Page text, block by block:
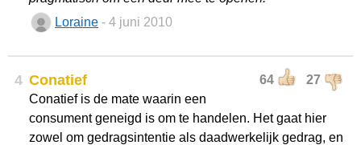
Loraine - 4 juni 2010
4 64 27
Conatief
Conatief is de mate waarin een
consument geneigd is om te handelen. Het gaat hier
zowel om gedragsintentie als daadwerkelijk gedrag, en